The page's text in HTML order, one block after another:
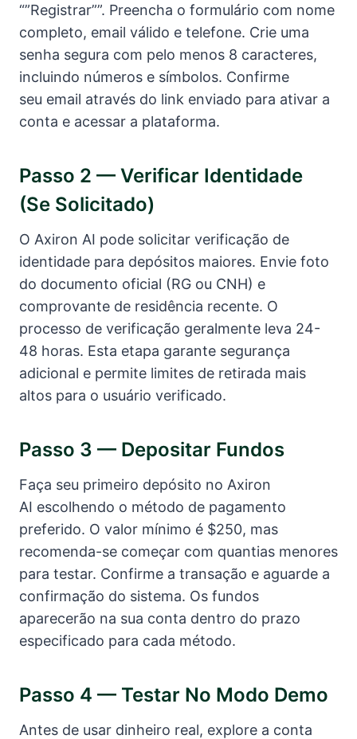
“”Registrar””. Preencha o formulário com nome
completo, email válido e telefone. Crie uma
senha segura com pelo menos 8 caracteres,
incluindo números e símbolos. Confirme
seu email através do link enviado para ativar a
conta e acessar a plataforma.
Passo 2 — Verificar Identidade
(se Solicitado)
O Axiron AI pode solicitar verificação de
identidade para depósitos maiores. Envie foto
do documento oficial (RG ou CNH) e
comprovante de residência recente. O
processo de verificação geralmente leva 24-
48 horas. Esta etapa garante segurança
adicional e permite limites de retirada mais
altos para o usuário verificado.
Passo 3 — Depositar Fundos
Faça seu primeiro depósito no Axiron
AI escolhendo o método de pagamento
preferido. O valor mínimo é $250, mas
recomenda-se começar com quantias menores
para testar. Confirme a transação e aguarde a
confirmação do sistema. Os fundos
aparecerão na sua conta dentro do prazo
especificado para cada método.
Passo 4 — Testar No Modo Demo
Antes de usar dinheiro real, explore a conta